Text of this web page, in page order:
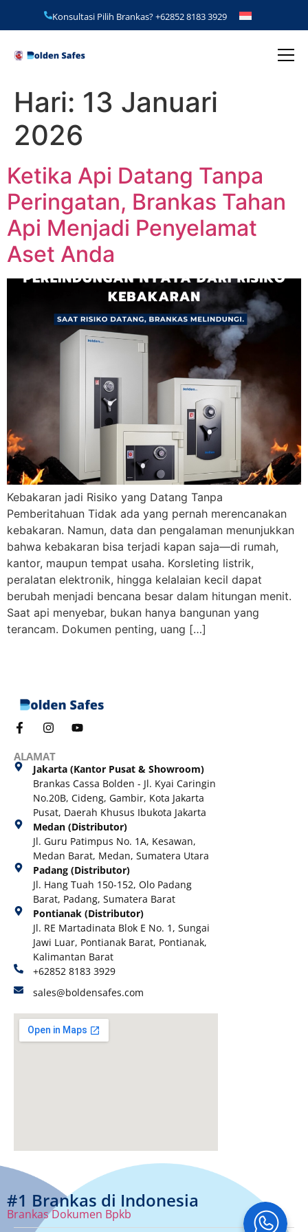
Konsultasi Pilih Brankas?+62852 8183 3929
Hari: 13 Januari
2026
Ketika Api Datang Tanpa
Peringatan, Brankas Tahan
Api Menjadi Penyelamat
Aset Anda
Kebakaran jadi Risiko yang Datang Tanpa
Pemberitahuan Tidak ada yang pernah merencanakan
kebakaran. Namun, data dan pengalaman menunjukkan
bahwa kebakaran bisa terjadi kapan saja—di rumah,
kantor, maupun tempat usaha. Korsleting listrik,
peralatan elektronik, hingga kelalaian kecil dapat
berubah menjadi bencana besar dalam hitungan menit.
Saat api menyebar, bukan hanya bangunan yang
terancam. Dokumen penting, uang […]
ALAMAT
Jakarta (Kantor Pusat & Showroom)
Brankas Cassa Bolden - Jl. Kyai Caringin
No.20B, Cideng, Gambir, Kota Jakarta
Pusat, Daerah Khusus Ibukota Jakarta
Medan (Distributor)
Jl. Guru Patimpus No. 1A, Kesawan,
Medan Barat, Medan, Sumatera Utara
Padang (Distributor)
Jl. Hang Tuah 150-152, Olo Padang
Barat, Padang, Sumatera Barat
Pontianak (Distributor)
Jl. RE Martadinata Blok E No. 1, Sungai
Jawi Luar, Pontianak Barat, Pontianak,
Kalimantan Barat
+62852 8183 3929
sales@boldensafes.com
#1 Brankas di Indonesia
Brankas Dokumen Bpkb